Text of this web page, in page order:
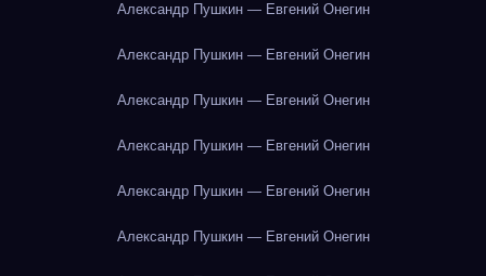
Александр Пушкин — Евгений Онегин
Александр Пушкин — Евгений Онегин
Александр Пушкин — Евгений Онегин
Александр Пушкин — Евгений Онегин
Александр Пушкин — Евгений Онегин
Александр Пушкин — Евгений Онегин